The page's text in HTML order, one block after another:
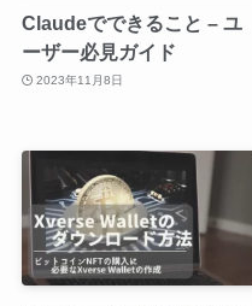
Claudeでできること – ユ
ーザー必見ガイド
2023年11月8日